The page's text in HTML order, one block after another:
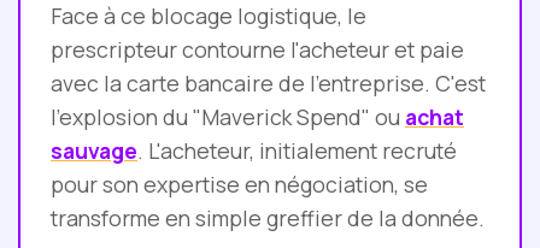
Face à ce blocage logistique, le
prescripteur contourne l'acheteur et paie
avec la carte bancaire de l'entreprise. C'est
l'explosion du "Maverick Spend" ou achat
sauvage. L'acheteur, initialement recruté
pour son expertise en négociation, se
transforme en simple greffier de la donnée.